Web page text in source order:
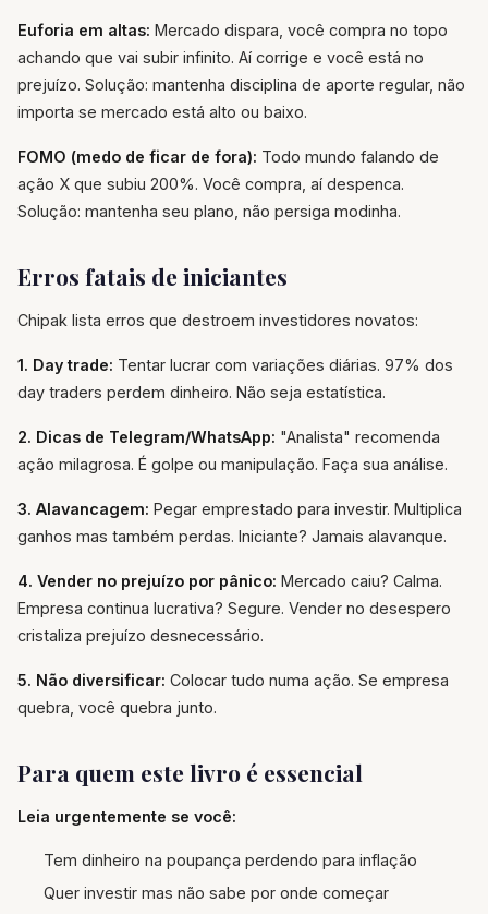
Euforia em altas: Mercado dispara, você compra no topo
achando que vai subir infinito. Aí corrige e você está no
prejuízo. Solução: mantenha disciplina de aporte regular, não
importa se mercado está alto ou baixo.
FOMO (medo de ficar de fora): Todo mundo falando de
ação X que subiu 200%. Você compra, aí despenca.
Solução: mantenha seu plano, não persiga modinha.
Erros fatais de iniciantes
Chipak lista erros que destroem investidores novatos:
1. Day trade: Tentar lucrar com variações diárias. 97% dos
day traders perdem dinheiro. Não seja estatística.
2. Dicas de Telegram/WhatsApp: "Analista" recomenda
ação milagrosa. É golpe ou manipulação. Faça sua análise.
3. Alavancagem: Pegar emprestado para investir. Multiplica
ganhos mas também perdas. Iniciante? Jamais alavanque.
4. Vender no prejuízo por pânico: Mercado caiu? Calma.
Empresa continua lucrativa? Segure. Vender no desespero
cristaliza prejuízo desnecessário.
5. Não diversificar: Colocar tudo numa ação. Se empresa
quebra, você quebra junto.
Para quem este livro é essencial
Leia urgentemente se você:
Tem dinheiro na poupança perdendo para inflação
Quer investir mas não sabe por onde começar